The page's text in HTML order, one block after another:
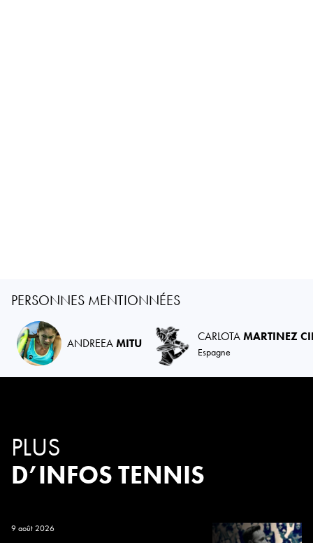
PERSONNES MENTIONNÉES
ANDREEAMITU CARLOTAMARTINEZ
Espagne
PLUS
D’INFOS TENNIS
9 août 2026